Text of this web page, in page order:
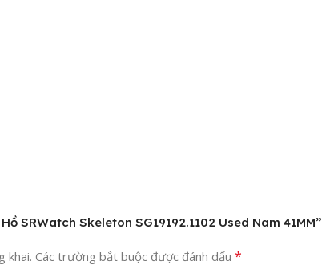
SRWatch Skeleton SG19192.1102 Used Nam 41MM”
khai. Các trường bắt buộc được đánh dấu *